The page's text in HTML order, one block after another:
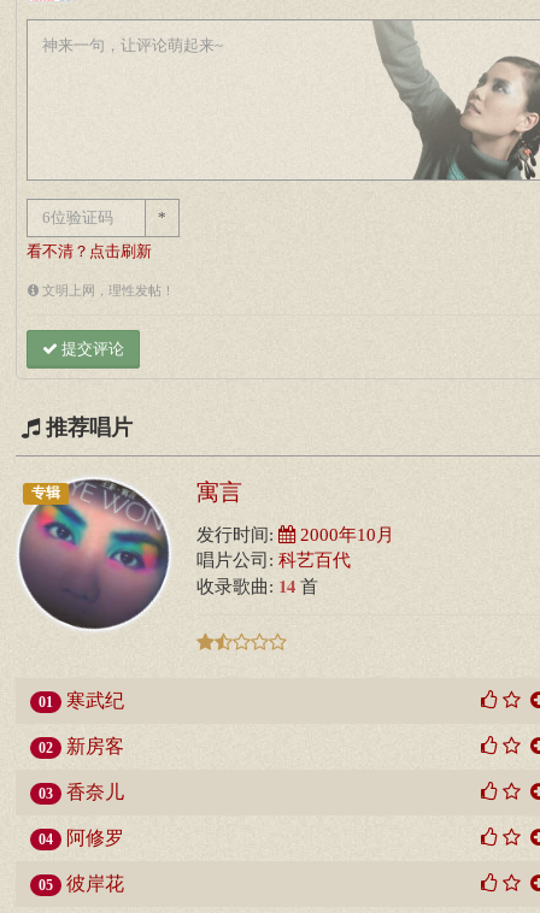
*
看不清？点击刷新
文明上网，理性发帖！
提交评论
推荐唱片
专辑 寓言
发行时间: 2000年10月
唱片公司: 科艺百代
收录歌曲: 14 首
01 寒武纪
02 新房客
03 香奈儿
04 阿修罗
05 彼岸花